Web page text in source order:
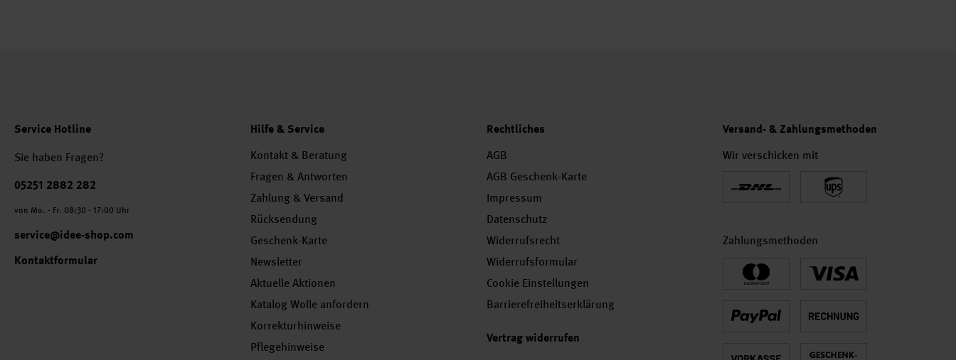
Service Hotline
Sie haben Fragen?
Telefonnummer
05251 2882 282
von Mo. - Fr. 08:30 - 17:00 Uhr
service@idee-shop.com
Kontaktformular
Hilfe & Service
Kontakt & Beratung
Fragen & Antworten
Zahlung & Versand
Rücksendung
Geschenk-Karte
Newsletter
Aktuelle Aktionen
Katalog Wolle anfordern
Korrekturhinweise
Pflegehinweise
Rechtliches
AGB
AGB Geschenk-Karte
Impressum
Datenschutz
Widerrufsrecht
Widerrufsformular
Cookie Einstellungen
Barrierefreiheitserklärung
Vertrag widerrufen
Versand- & Zahlungsmethoden
Wir verschicken mit
Zahlungsmethoden